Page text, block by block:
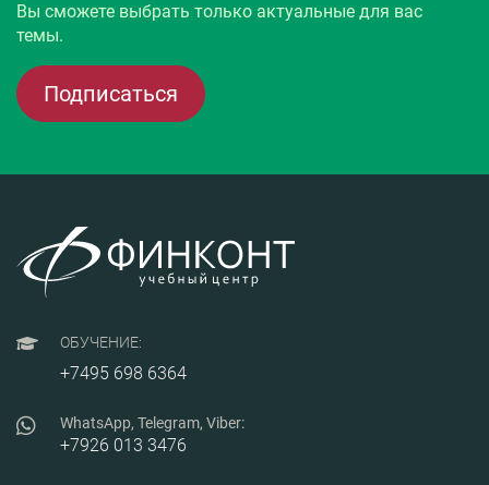
Вы сможете выбрать только актуальные для вас
темы.
Подписаться
ОБУЧЕНИЕ:
+7495 698 6364
WhatsApp, Telegram, Viber:
+7926 013 3476